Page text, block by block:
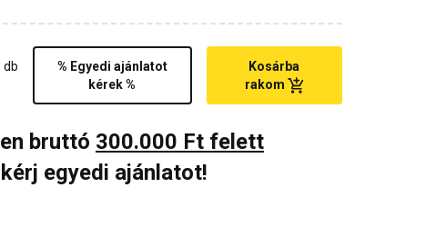
db
% Egyedi ajánlatot
kérek %
Kosárba
rakom
bruttó 300.000 Ft felett
egyedi ajánlatot!